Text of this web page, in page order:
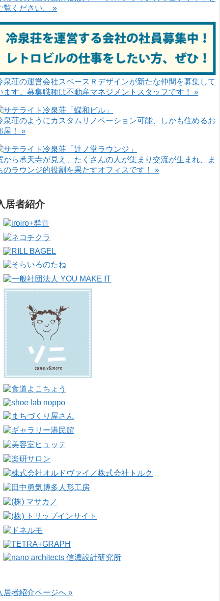
覧ください。 »
泉荘の運営会社スペースＲデザインが新たな仲間を募集して
ます。募集職種は不動産マネジメントスタッフです！ »
泉荘のようにカスタムリノベーション可能、しかも住めるお
屋！ »
から承天寺が見え、たくさんの人が集まり交流が生まれ、ま
のラウンジ的役割を果たすオフィスです！ »
居者紹介
居者紹介ページへ »